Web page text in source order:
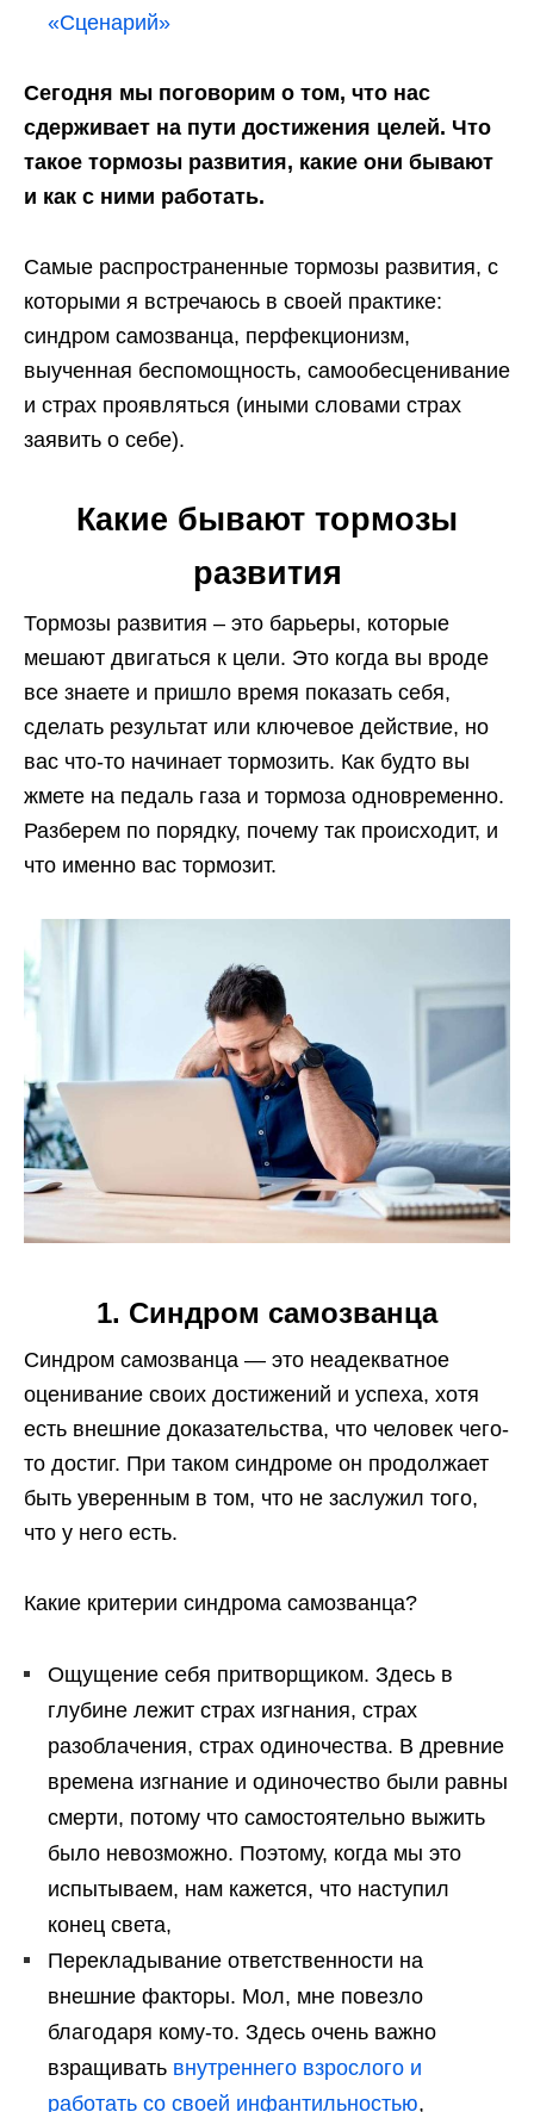
«Сценарий»
Сегодня мы поговорим о том, что нас
сдерживает на пути достижения целей. Что
такое тормозы развития, какие они бывают
и как с ними работать.
Самые распространенные тормозы развития, с
которыми я встречаюсь в своей практике:
синдром самозванца, перфекционизм,
выученная беспомощность, самообесценивание
и страх проявляться (иными словами страх
заявить о себе).
Какие бывают тормозы
развития
Тормозы развития – это барьеры, которые
мешают двигаться к цели. Это когда вы вроде
все знаете и пришло время показать себя,
сделать результат или ключевое действие, но
вас что-то начинает тормозить. Как будто вы
жмете на педаль газа и тормоза одновременно.
Разберем по порядку, почему так происходит, и
что именно вас тормозит.
1. Синдром самозванца
Синдром самозванца — это неадекватное
оценивание своих достижений и успеха, хотя
есть внешние доказательства, что человек чего-
то достиг. При таком синдроме он продолжает
быть уверенным в том, что не заслужил того,
что у него есть.
Какие критерии синдрома самозванца?
Ощущение себя притворщиком. Здесь в
глубине лежит страх изгнания, страх
разоблачения, страх одиночества. В древние
времена изгнание и одиночество были равны
смерти, потому что самостоятельно выжить
было невозможно. Поэтому, когда мы это
испытываем, нам кажется, что наступил
конец света,
Перекладывание ответственности на
внешние факторы. Мол, мне повезло
благодаря кому-то. Здесь очень важно
взращивать внутреннего взрослого и
работать со своей инфантильностью,